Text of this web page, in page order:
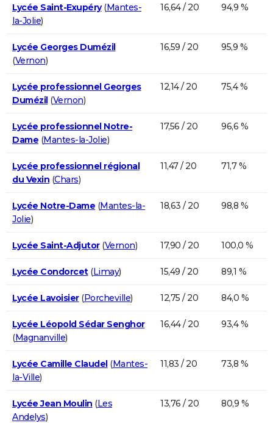
Lycée Saint-Exupéry(Mantes-
la-Jolie)
16,64 / 20 94,9 %
Lycée Georges Dumézil
(Vernon)
16,59 / 20 95,9 %
Lycée professionnel Georges
Dumézil(Vernon)
12,14 / 20 75,4 %
Lycée professionnel Notre-
Dame (Mantes-la-Jolie)
17,56 / 20 96,6 %
Lycée professionnel régional
du Vexin (Chars)
11,47 / 20 71,7 %
Lycée Notre-Dame (Mantes-la-
Jolie)
18,63 / 20 98,8 %
Lycée Saint-Adjutor(Vernon) 17,90 / 20 100,0 %
Lycée Condorcet(Limay) 15,49 / 20 89,1 %
Lycée Lavoisier(Porcheville) 12,75 / 20 84,0 %
Lycée Léopold Sédar Senghor
(Magnanville)
16,44 / 20 93,4 %
Lycée Camille Claudel(Mantes-
la-Ville)
11,83 / 20 73,8 %
Lycée Jean Moulin (Les
Andelys)
13,76 / 20 80,9 %